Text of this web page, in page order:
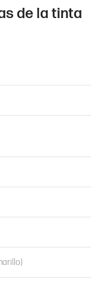
de la tinta